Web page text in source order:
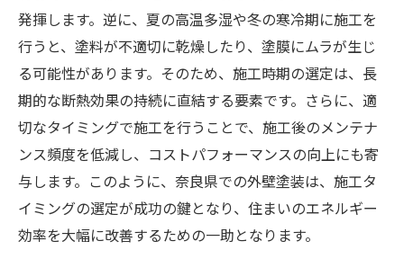
自然素材を活用した断熱塗装の可能性
耐久性と環境性を両立する塗装技術
奈良の生態系に優しい外壁塗装の提案
エコロジカルな住まいを実現するための外
壁塗装
未来を見据えた外壁塗装の選び方
外壁塗装で奈良県の省エネ住宅を持続可能にす
る方法
持続可能な住宅作りにおける外壁塗装の役
発揮します。逆に、夏の高温多湿や冬の寒冷期に施工を
行うと、塗料が不適切に乾燥したり、塗膜にムラが生じ
る可能性があります。そのため、施工時期の選定は、長
期的な断熱効果の持続に直結する要素です。さらに、適
切なタイミングで施工を行うことで、施工後のメンテナ
ンス頻度を低減し、コストパフォーマンスの向上にも寄
与します。このように、奈良県での外壁塗装は、施工タ
イミングの選定が成功の鍵となり、住まいのエネルギー
効率を大幅に改善するための一助となります。